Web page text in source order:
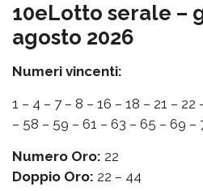
10eLotto serale –
agosto 2026
Numeri vincenti:
1 – 4 – 7 – 8 – 16 – 18 – 21 –
– 58 – 59 – 61 – 63 – 65 – 69 –
Numero Oro: 22
Doppio Oro: 22 – 44